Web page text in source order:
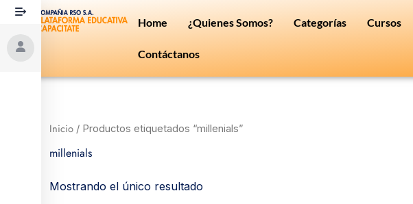
contenido
Home ¿Quienes Somos? Categorías Cursos
Contáctanos
Inicio / Productos etiquetados “millenials”
millenials
Mostrando el único resultado